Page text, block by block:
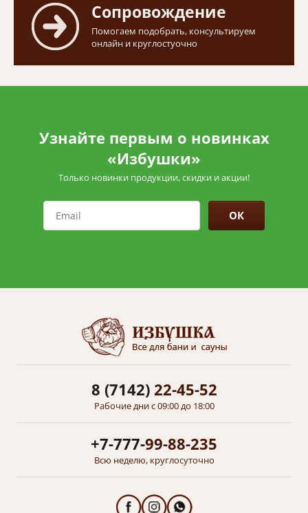
Сопровождение
Помогаем подобрать, консультируем
онлайн и круглостуочно
Узнайте первым о новинках
«Избушки»
Только новинки продукции, скидки и акции!
ОК
8 (7142)22-45-52
Рабочие дни с 09:00 до 18:00
+7-777-99-88-235
Всю неделю, круглосуточно